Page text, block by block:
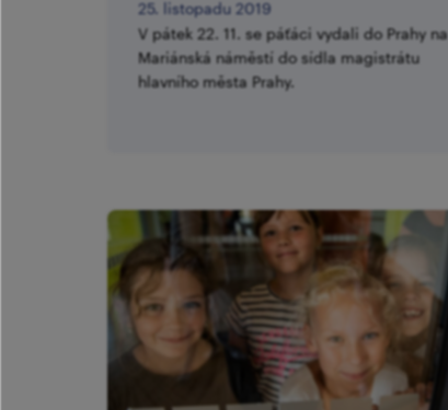
25. listopadu 2019
V pátek 22. 11. se páťáci vydali do Prahy na
Mariánská náměstí do sídla magistrátu
hlavního města Prahy.